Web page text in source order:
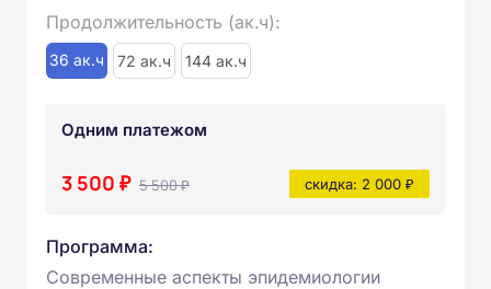
Продолжительность (ак.ч):
36 ак.ч 72 ак.ч 144 ак.ч
Одним платежом
3 500 ₽ 5 500 ₽ скидка: 2 000 ₽
Программа:
Современные аспекты эпидемиологии